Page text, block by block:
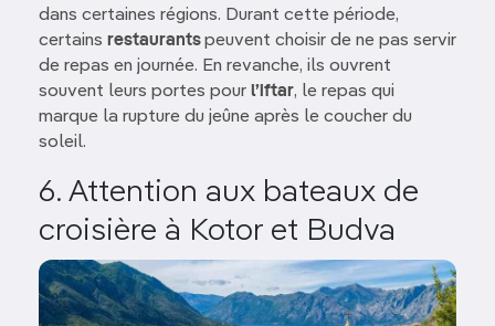
dans certaines régions. Durant cette période,
certains restaurantspeuvent choisir de ne pas servir
de repas en journée. En revanche, ils ouvrent
souvent leurs portes pour l’iftar, le repas qui
marque la rupture du jeûne après le coucher du
soleil.
6. Attention aux bateaux de
croisière à Kotor et Budva
Image